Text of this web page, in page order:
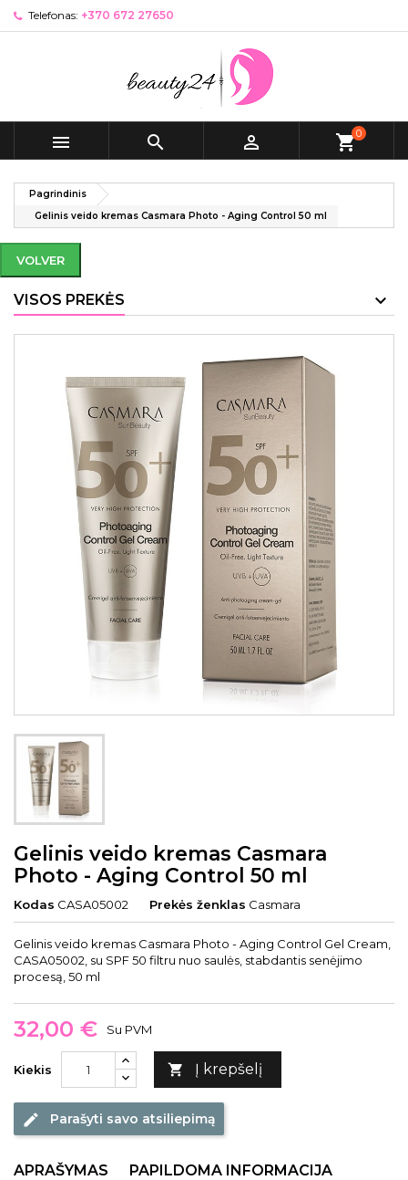
Telefonas: +370 672 27650
   shopping_cart0
Pagrindinis
Gelinis veido kremas Casmara Photo - Aging Control 50 ml
VOLVER
VISOS PREKĖS
Gelinis veido kremas Casmara
Photo - Aging Control 50 ml
Kodas CASA05002 Prekės ženklas Casmara
Gelinis veido kremas Casmara Photo - Aging Control Gel Cream,
CASA05002, su SPF 50 filtru nuo saulės, stabdantis senėjimo
procesą, 50 ml
32,00 € Su PVM
Kiekis  Į krepšelį
edit Parašyti savo atsiliepimą
APRAŠYMAS PAPILDOMA INFORMACIJA